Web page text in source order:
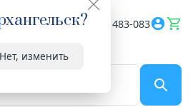
?
Нет, изменить
8182 483-083